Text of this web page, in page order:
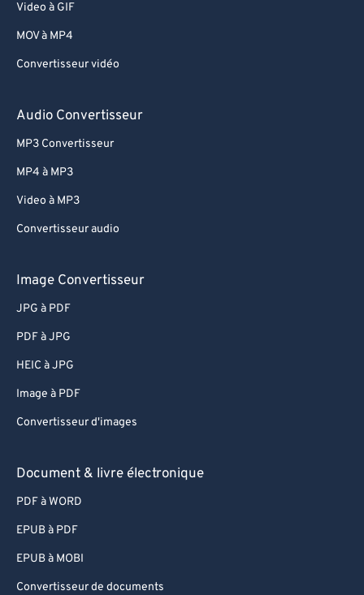
Video à GIF
MOV à MP4
Convertisseur vidéo
Audio Convertisseur
MP3 Convertisseur
MP4 à MP3
Video à MP3
Convertisseur audio
Image Convertisseur
JPG à PDF
PDF à JPG
HEIC à JPG
Image à PDF
Convertisseur d'images
Document & livre électronique
PDF à WORD
EPUB à PDF
EPUB à MOBI
Convertisseur de documents